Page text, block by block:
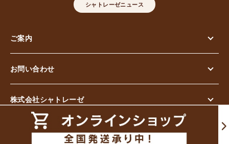
シャトレーゼニュース
ご案内
お問い合わせ
株式会社シャトレーゼ
© Chateraise Co.,Ltd. All Rights Reserved.